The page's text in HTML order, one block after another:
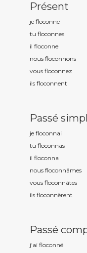
Présent
je floconne
tu floconnes
il floconne
nous floconnons
vous floconnez
ils floconnent
Passé
je floconnai
tu floconnas
il floconna
nous floconnâmes
vous floconnâtes
ils floconnèrent
Passé
j'ai floconné